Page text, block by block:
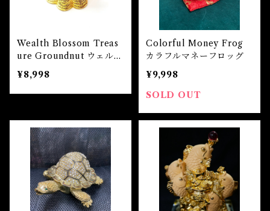
Wealth Blossom Treas
ure Groundnut ウェルス
ブロッサム・トレジャーグ
ラウンドナッツ
¥8,998
Colorful Money Frog
カラフルマネーフロッグ
¥9,998
SOLD OUT